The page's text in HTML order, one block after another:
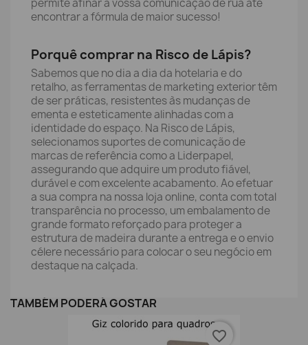
permite afinar a vossa comunicação de rua até
encontrar a fórmula de maior sucesso!
Porquê comprar na Risco de Lápis?
Sabemos que no dia a dia da hotelaria e do
retalho, as ferramentas de marketing exterior têm
de ser práticas, resistentes às mudanças de
ementa e esteticamente alinhadas com a
identidade do espaço. Na Risco de Lápis,
selecionamos suportes de comunicação de
marcas de referência como a Liderpapel,
assegurando que adquire um produto fiável,
durável e com excelente acabamento. Ao efetuar
a sua compra na nossa loja online, conta com total
transparência no processo, um embalamento de
grande formato reforçado para proteger a
estrutura de madeira durante a entrega e o envio
célere necessário para colocar o seu negócio em
destaque na calçada.
TAMBÉM PODERÁ GOSTAR
favorite_border